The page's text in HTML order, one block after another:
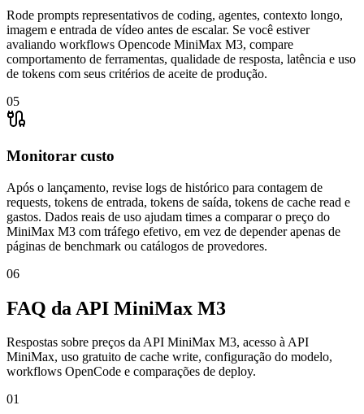
Rode prompts representativos de coding, agentes, contexto longo,
imagem e entrada de vídeo antes de escalar. Se você estiver
avaliando workflows Opencode MiniMax M3, compare
comportamento de ferramentas, qualidade de resposta, latência e uso
de tokens com seus critérios de aceite de produção.
05
Monitorar custo
Após o lançamento, revise logs de histórico para contagem de
requests, tokens de entrada, tokens de saída, tokens de cache read e
gastos. Dados reais de uso ajudam times a comparar o preço do
MiniMax M3 com tráfego efetivo, em vez de depender apenas de
páginas de benchmark ou catálogos de provedores.
06
FAQ da API MiniMax M3
Respostas sobre preços da API MiniMax M3, acesso à API
MiniMax, uso gratuito de cache write, configuração do modelo,
workflows OpenCode e comparações de deploy.
01